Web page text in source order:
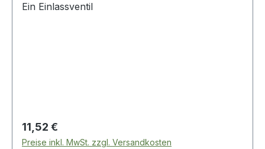
Ein Einlassventil
Regulärer Preis:
11,52 €
Preise inkl. MwSt. zzgl. Versandkosten